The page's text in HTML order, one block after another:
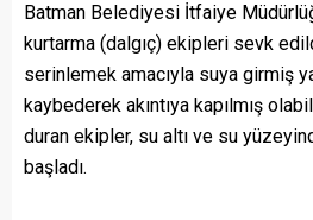
Batman Belediyesi İtfaiye
kurtarma (dalgıç) ekipleri sevk
serinlemek amacıyla suya girmiş
kaybederek akıntıya kapılmış
duran ekipler, su altı ve su
başladı.